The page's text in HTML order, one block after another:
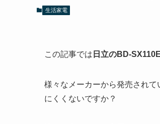
生活家電
この記事では 日立のBD-SX110E
様々なメーカーから発売され
にくくないですか？